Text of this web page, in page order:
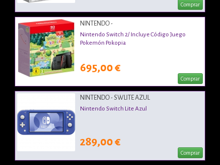
Comprar
NINTENDO -
Nintendo Switch 2/ Incluye Código Juego
Pokemón Pokopia
695,00 €
Comprar
NINTENDO - SWLITE AZUL
Nintendo Switch Lite Azul
289,00 €
Comprar